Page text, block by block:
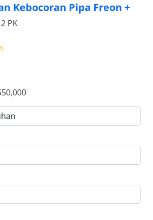
Kebocoran Pipa Freon +
PK